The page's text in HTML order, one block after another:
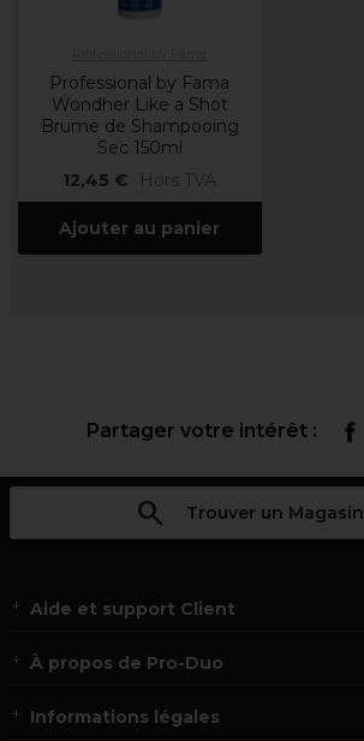
Professional by Fama
Wondher Like a Shot
Brume de Shampooing
Sec 150ml
12,45 €
Hors TVA
Ajouter au panier
Partager votre intérêt :
Trouver un Magasin
Aide et support Client
À propos de Pro-Duo
Informations légales